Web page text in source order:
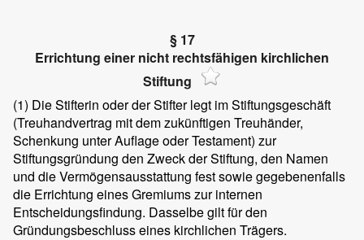
§ 17
Errichtung einer nicht rechtsfähigen kirchlichen
Stiftung
(1) Die Stifterin oder der Stifter legt im Stiftungsgeschäft
(Treuhandvertrag mit dem zukünftigen Treuhänder,
Schenkung unter Auflage oder Testament) zur
Stiftungsgründung den Zweck der Stiftung, den Namen
und die Vermögensausstattung fest sowie gegebenenfalls
die Errichtung eines Gremiums zur internen
Entscheidungsfindung. Dasselbe gilt für den
Gründungsbeschluss eines kirchlichen Trägers.